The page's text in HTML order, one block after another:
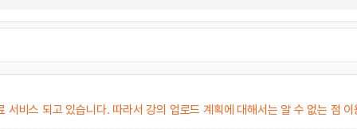
비스 되고 있습니다. 따라서 강의 업로드 계획에 대해서는 알 수 없는 점